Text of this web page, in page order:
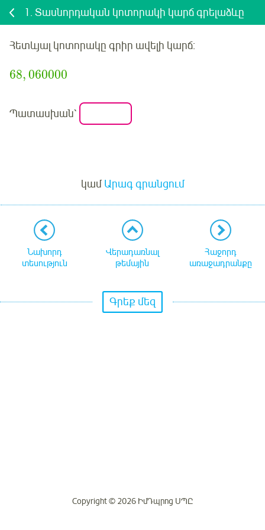
1. Տասնորդական կոտորակի կարճ գրելաձևը
Հետևյալ կոտորակը գրիր ավելի կարճ:
68, 060000
Պատասխան՝
կամԱրագ գրանցում
Նախորդ
տեսություն
Վերադառնալ
թեմային
Հաջորդ
առաջադրանքը
Գրեք մեզ
Copyright © 2026 ԻմԴպրոց ՍՊԸ